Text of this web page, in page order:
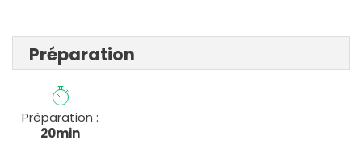
Préparation
Préparation :
20min